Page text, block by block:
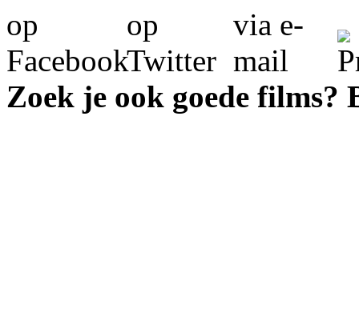
Zoek je ook goede films?